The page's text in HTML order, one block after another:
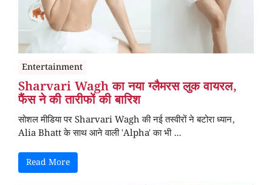
Entertainment
Sharvari Wagh का नया ग्लैमरस लुक वायरल,
फैंस ने की तारीफों की बारिश
सोशल मीडिया पर Sharvari Wagh की नई तस्वीरों ने बटोरा ध्यान,
Alia Bhatt के साथ आने वाली 'Alpha' का भी ...
Read More